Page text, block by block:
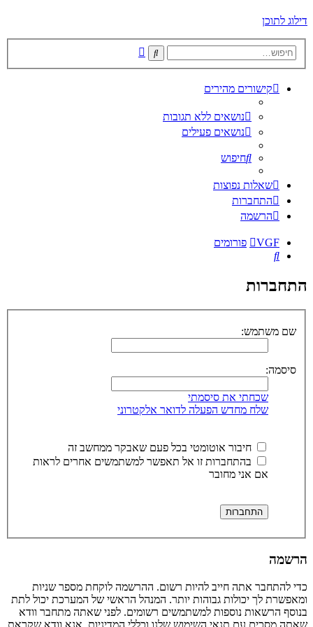
דילוג לתוכן
חיפוש
קישורים מהירים
נושאים ללא תגובות
נושאים פעילים
חיפוש
שאלות נפוצות
התחברות
הרשמה
VGF
פורומים
חיפוש
התחברות
שם משתמש:
סיסמה:
שכחתי את סיסמתי
שלח מחדש הפעלה לדואר אלקטרוני
חיבור אוטומטי בכל פעם שאבקר ממחשב זה
בהתחברות זו אל תאפשר למשתמשים אחרים לראות
אם אני מחובר
הרשמה
כדי להתחבר אתה חייב להיות רשום. ההרשמה לוקחת מספר שניות
ומאפשרת לך יכולות גבוהות יותר. המנהל הראשי של המערכת יכול לתת
בנוסף הרשאות נוספות למשתמשים רשומים. לפני שאתה מתחבר וודא
שאתה מסכים עם תנאי השימוש שלנו וכללי המדיניות. אנא וודא שקראת